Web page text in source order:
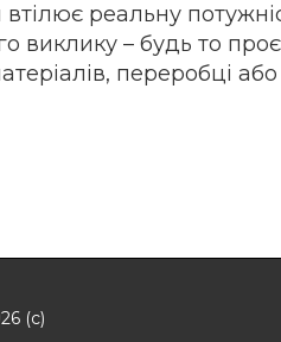
реальну
виклику – будь то
переробці
(с)